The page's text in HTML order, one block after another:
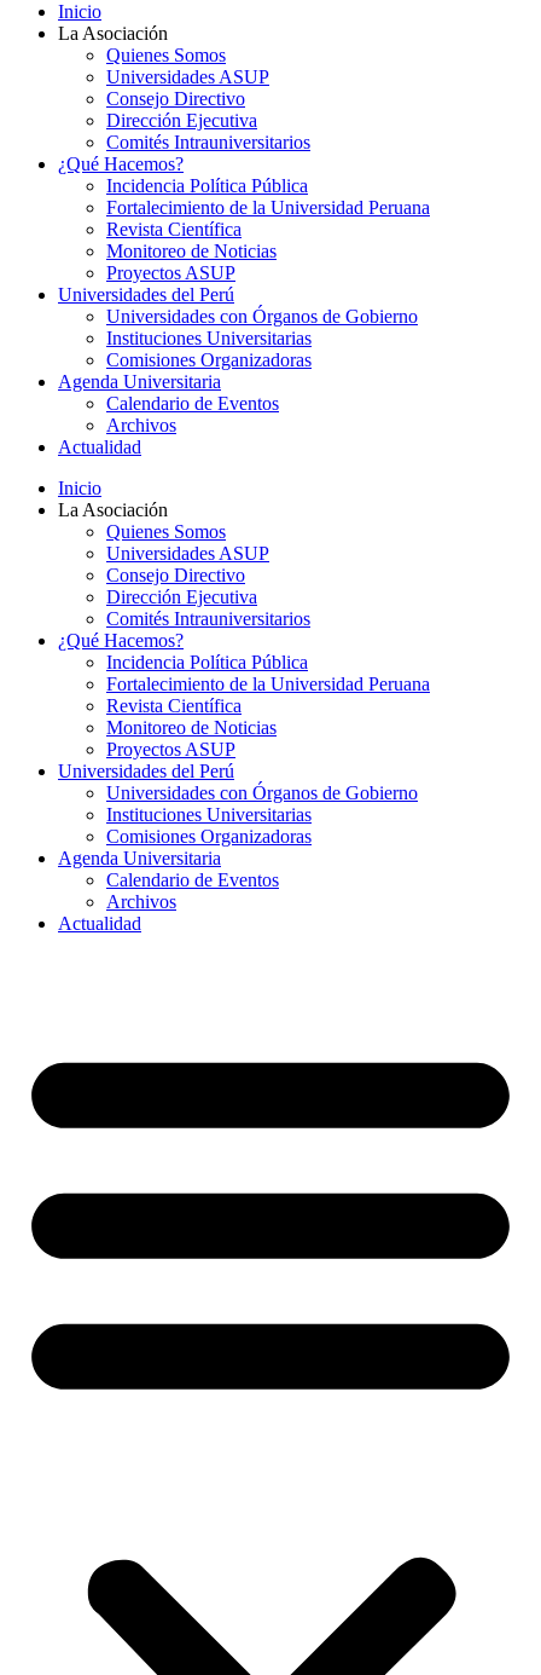
Inicio
La Asociación
Quienes Somos
Universidades ASUP
Consejo Directivo
Dirección Ejecutiva
Comités Intrauniversitarios
¿Qué Hacemos?
Incidencia Política Pública
Fortalecimiento de la Universidad Peruana
Revista Científica
Monitoreo de Noticias
Proyectos ASUP
Universidades del Perú
Universidades con Órganos de Gobierno
Instituciones Universitarias
Comisiones Organizadoras
Agenda Universitaria
Calendario de Eventos
Archivos
Actualidad
Inicio
La Asociación
Quienes Somos
Universidades ASUP
Consejo Directivo
Dirección Ejecutiva
Comités Intrauniversitarios
¿Qué Hacemos?
Incidencia Política Pública
Fortalecimiento de la Universidad Peruana
Revista Científica
Monitoreo de Noticias
Proyectos ASUP
Universidades del Perú
Universidades con Órganos de Gobierno
Instituciones Universitarias
Comisiones Organizadoras
Agenda Universitaria
Calendario de Eventos
Archivos
Actualidad